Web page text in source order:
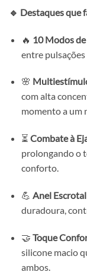
🔹 Destaques que
🔥 10 Modos
entre
🌸
com alta
momento a um
⏳ Combate à
prolongando o
conforto.
💪 Anel
duradoura,
🤝 Toque
silicone macio
ambos.